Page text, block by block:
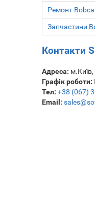
Ремонт
Запчастини
Контакти
Адреса:
Графік роботи:
Тел: +38 (067)
Email: